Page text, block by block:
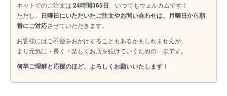
ネットでのご注文は 24時間365日 、いつでもウェルカムです！
ただし、
日曜日にいただいたご注文やお問い合わせは、月曜日から順
番にご対応させていただきます。
お客様にはご不便をおかけすることもあるかもしれませんが、
より元気に・長く・楽しくお店を続けていくための一歩です。
何卒ご理解と応援のほど、よろしくお願いいたします！